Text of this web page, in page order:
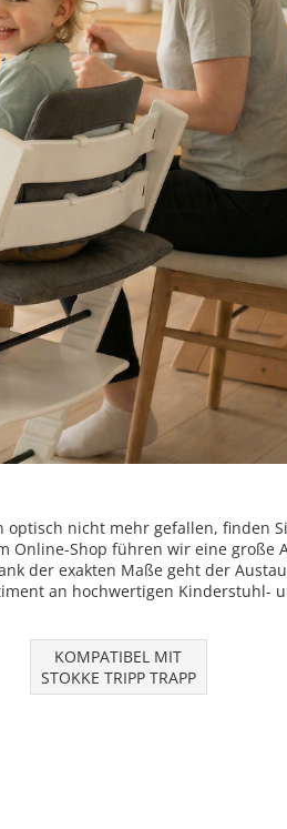
optisch nicht mehr gefallen, finden
Online-Shop führen wir eine große
der exakten Maße geht der
an hochwertigen Kinderstuhl-
KOMPATIBEL MIT
STOKKE TRIPP TRAPP